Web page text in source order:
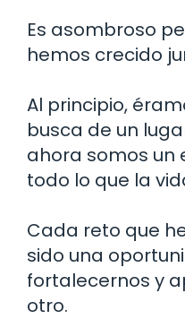
Es asombroso
hemos crecido
Al principio,
busca de un
ahora somos un
todo lo que la
Cada reto que
sido una
fortalecernos y
otro.